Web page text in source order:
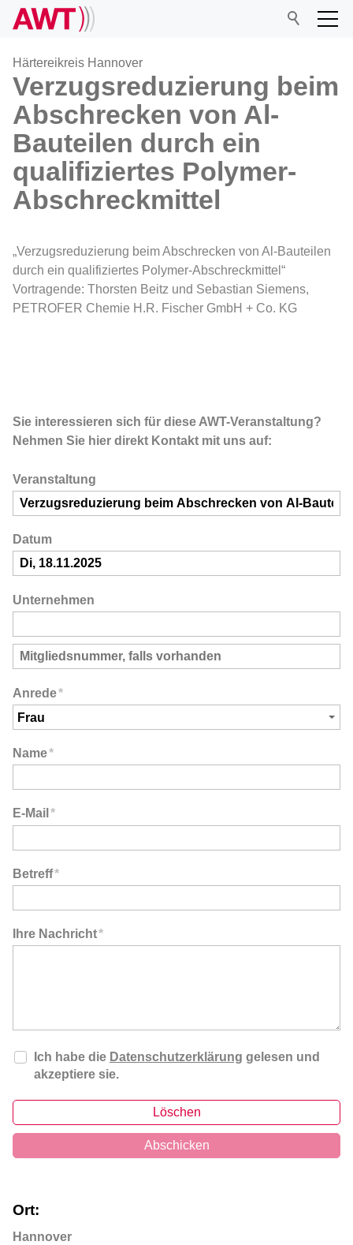
AWT
Netzwerk
Veranstaltungen
Forschung
Mitgliedschaft
Härtereikreis Hannover
Verzugsreduzierung beim
Abschrecken von Al-
Bauteilen durch ein
qualifiziertes Polymer-
Abschreckmittel
„Verzugsreduzierung beim Abschrecken von Al-Bauteilen
durch ein qualifiziertes Polymer-Abschreckmittel“
Vortragende: Thorsten Beitz und Sebastian Siemens,
PETROFER Chemie H.R. Fischer GmbH + Co. KG
Sie interessieren sich für diese AWT-Veranstaltung?
Nehmen Sie hier direkt Kontakt mit uns auf:
Veranstaltung
Datum
Unternehmen
Anrede*
Name*
E-Mail *
Betreff*
Ihre Nachricht*
Ich habe die Datenschutzerklärung gelesen und
akzeptiere sie.
Löschen
Abschicken
Ort:
Hannover